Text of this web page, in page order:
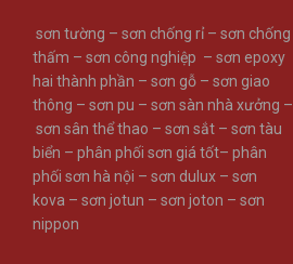
sơn tường – sơn chống rỉ – sơn chống
thấm – sơn công nghiệp – sơn epoxy
hai thành phần – sơn gỗ – sơn giao
thông – sơn pu – sơn sàn nhà xưởng –
sơn sân thể thao – sơn sắt – sơn tàu
biển – phân phối sơn giá tốt– phân
phối sơn hà nội – sơn dulux – sơn
kova – sơn jotun – sơn joton – sơn
nippon